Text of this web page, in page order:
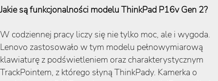
Jakie są funkcjonalności modelu ThinkPad P16v Gen 2?
W codziennej pracy liczy się nie tylko moc, ale i wygoda.
Lenovo zastosowało w tym modelu pełnowymiarową
klawiaturę z podświetleniem oraz charakterystycznym
TrackPointem, z którego słyną ThinkPady. Kamerka o